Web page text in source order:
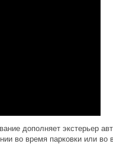
дополняет экстерьер
во время парковки или